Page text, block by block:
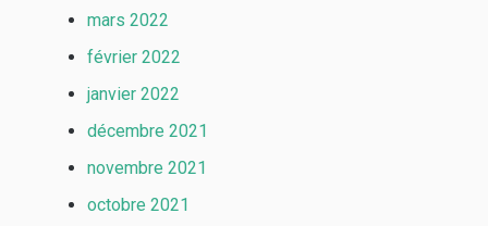
mars 2022
février 2022
janvier 2022
décembre 2021
novembre 2021
octobre 2021